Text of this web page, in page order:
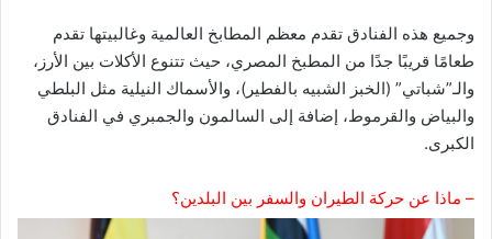
وجميع هذه الفنادق تقدم معظم المطابخ العالمية وغالبيتها تقدم
طعامًا قريبًا جدًا من المطبخ المصري، حيث تتنوع الأكلات بين الأرز،
والـ”شباتي” (الخبز الشبيه بالفطير)، والأسماك النيلية مثل البلطي
والبياض والقرموط، إضافة إلى السالمون والجمبري في الفنادق
الكبرى.
– ماذا عن حركة الطيران والسفر بين البلدين؟